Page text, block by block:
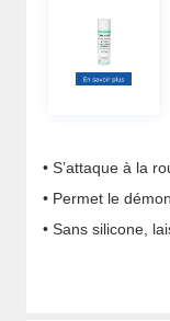
• S’attaque à la
• Permet le
• Sans silicone,